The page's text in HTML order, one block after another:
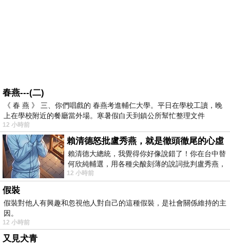
春燕---(二)
《 春 燕 》 三、你們唱戲的 春燕考進輔仁大學。平日在學校工讀，晚
上在學校附近的餐廳當外場。寒暑假白天到鎮公所幫忙整理文件
12 小時前
賴清德怒批盧秀燕，就是徹頭徹尾的心虛
賴清德大總統，我覺得你好像說錯了！你在台中替
何欣純輔選，用各種尖酸刻薄的說詞批判盧秀燕，
罵她施政滿意度輸給陳其邁，甚至還說盧
12 小時前
假裝
假裝對他人有興趣和忽視他人對自己的這種假裝，是社會關係維持的主
因。
12 小時前
又見犬青